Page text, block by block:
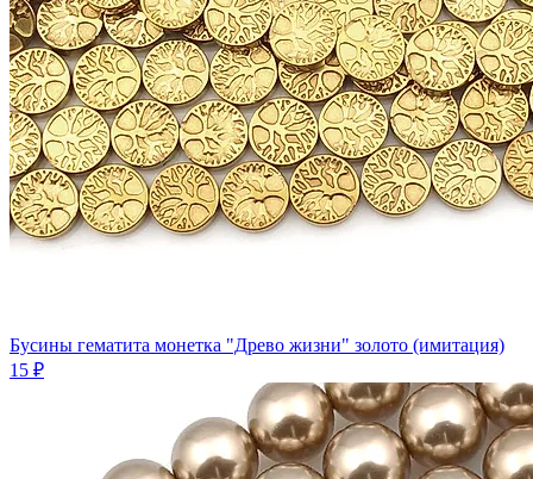
Бусины гематита монетка "Древо жизни" золото (имитация)
15 ₽